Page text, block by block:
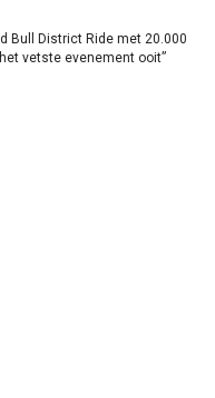
Bull District Ride met 20.000
vetste evenement ooit”